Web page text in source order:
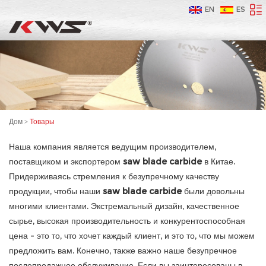
EN ES
Дом > Товары
Наша компания является ведущим производителем,
поставщиком и экспортером saw blade carbideв Китае.
Придерживаясь стремления к безупречному качеству
продукции, чтобы наши saw blade carbideбыли довольны
многими клиентами. Экстремальный дизайн, качественное
сырье, высокая производительность и конкурентоспособная
цена - это то, что хочет каждый клиент, и это то, что мы можем
предложить вам. Конечно, также важно наше безупречное